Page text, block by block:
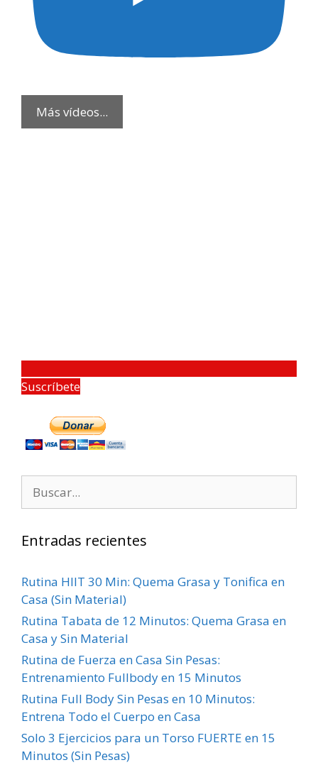
Más vídeos...
Suscríbete
Entradas recientes
Rutina HIIT 30 Min: Quema Grasa y Tonifica en
Casa (Sin Material)
Rutina Tabata de 12 Minutos: Quema Grasa en
Casa y Sin Material
Rutina de Fuerza en Casa Sin Pesas:
Entrenamiento Fullbody en 15 Minutos
Rutina Full Body Sin Pesas en 10 Minutos:
Entrena Todo el Cuerpo en Casa
Solo 3 Ejercicios para un Torso FUERTE en 15
Minutos (Sin Pesas)